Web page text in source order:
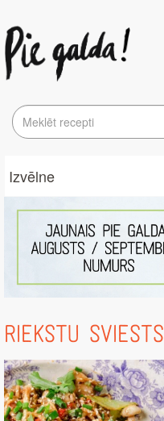
Izvēlne
RIEKSTU SVIESTS